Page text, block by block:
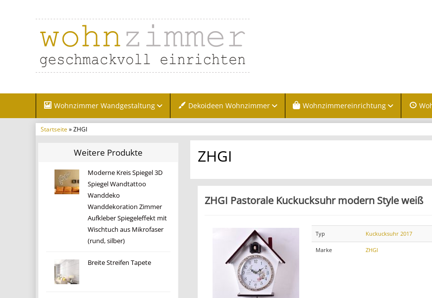
Wohnzimmer Wandgestaltung Dekoideen Wohnzimmer Wohnzimmereinrichtung
Startseite» ZHGI
Weitere Produkte
Moderne Kreis Spiegel 3D
Spiegel Wandtattoo
Wanddeko
Wanddekoration Zimmer
Aufkleber Spiegeleffekt mit
Wischtuch aus Mikrofaser
(rund, silber)
Breite Streifen Tapete
ZHGI
ZHGI Pastorale Kuckucksuhr modern Style weiß
Typ Kuckucksuhr 2017
Marke ZHGI